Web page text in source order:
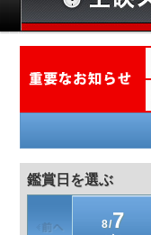
鑑賞日を選ぶ
8/7